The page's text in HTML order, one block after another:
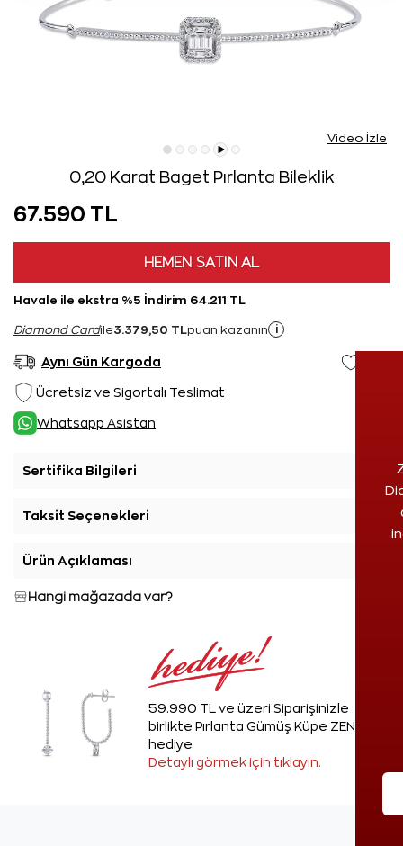
Video İzle
0,20 Karat Baget Pırlanta Bileklik
67.590 TL
HEMEN SATIN AL
Havale ile ekstra %5 İndirim 64.211 TL
Diamond Cardile3.379,50 TL puan kazanın i
Aynı Gün Kargoda
Ücretsiz ve Sigortalı Teslimat
Whatsapp Asistan
Sertifika Bilgileri
Taksit Seçenekleri
Ürün Açıklaması
Hangi mağazada var?
59.990 TL ve üzeri Siparişinizle
birlikte Pırlanta Gümüş Küpe ZEN'den
hediye
Detaylı görmek için tıklayın.